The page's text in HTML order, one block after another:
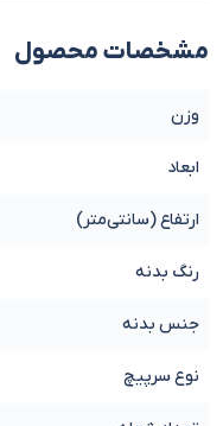
مشخصات محصول
وزن
ابعاد
ارتفاع (سانتی‌متر)
رنگ بدنه
جنس بدنه
نوع سرپیچ